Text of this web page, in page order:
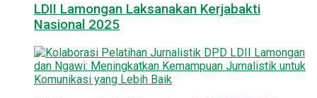
LDII Lamongan Laksanakan Kerjabakti
Nasional 2025